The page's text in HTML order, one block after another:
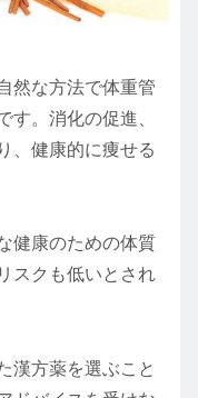
然な方法で体重管
す。消化の促進、
、健康的に痩せる
健康のための体質
スクも低いとされ
漢方薬を選ぶこと